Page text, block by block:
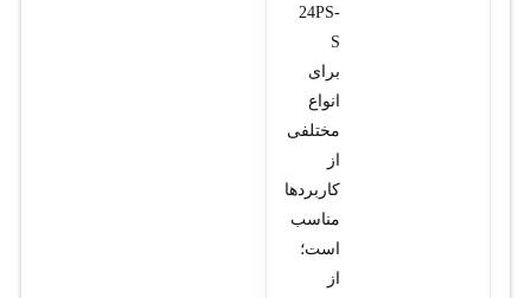
24PS-
S
برای
انواع
مختلفی
از
کاربردها
مناسب
است؛
از